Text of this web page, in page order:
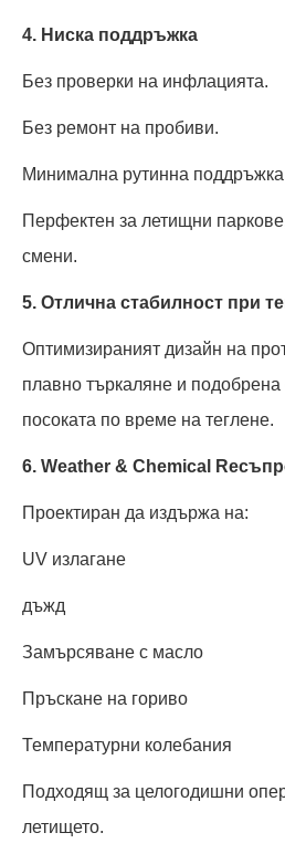
4. Ниска поддръжка
Без проверки на инфлацията.
Без ремонт на пробиви.
Минимална рутинна
Перфектен за летищни
смени.
5. Отлична стабилност при
Оптимизираният дизайн на
плавно търкаляне и подобрена
посоката по време на теглене.
6. Weather & Chemical Re
Проектиран да издържа на:
UV излагане
дъжд
Замърсяване с масло
Пръскане на гориво
Температурни колебания
Подходящ за целогодишни
летището.